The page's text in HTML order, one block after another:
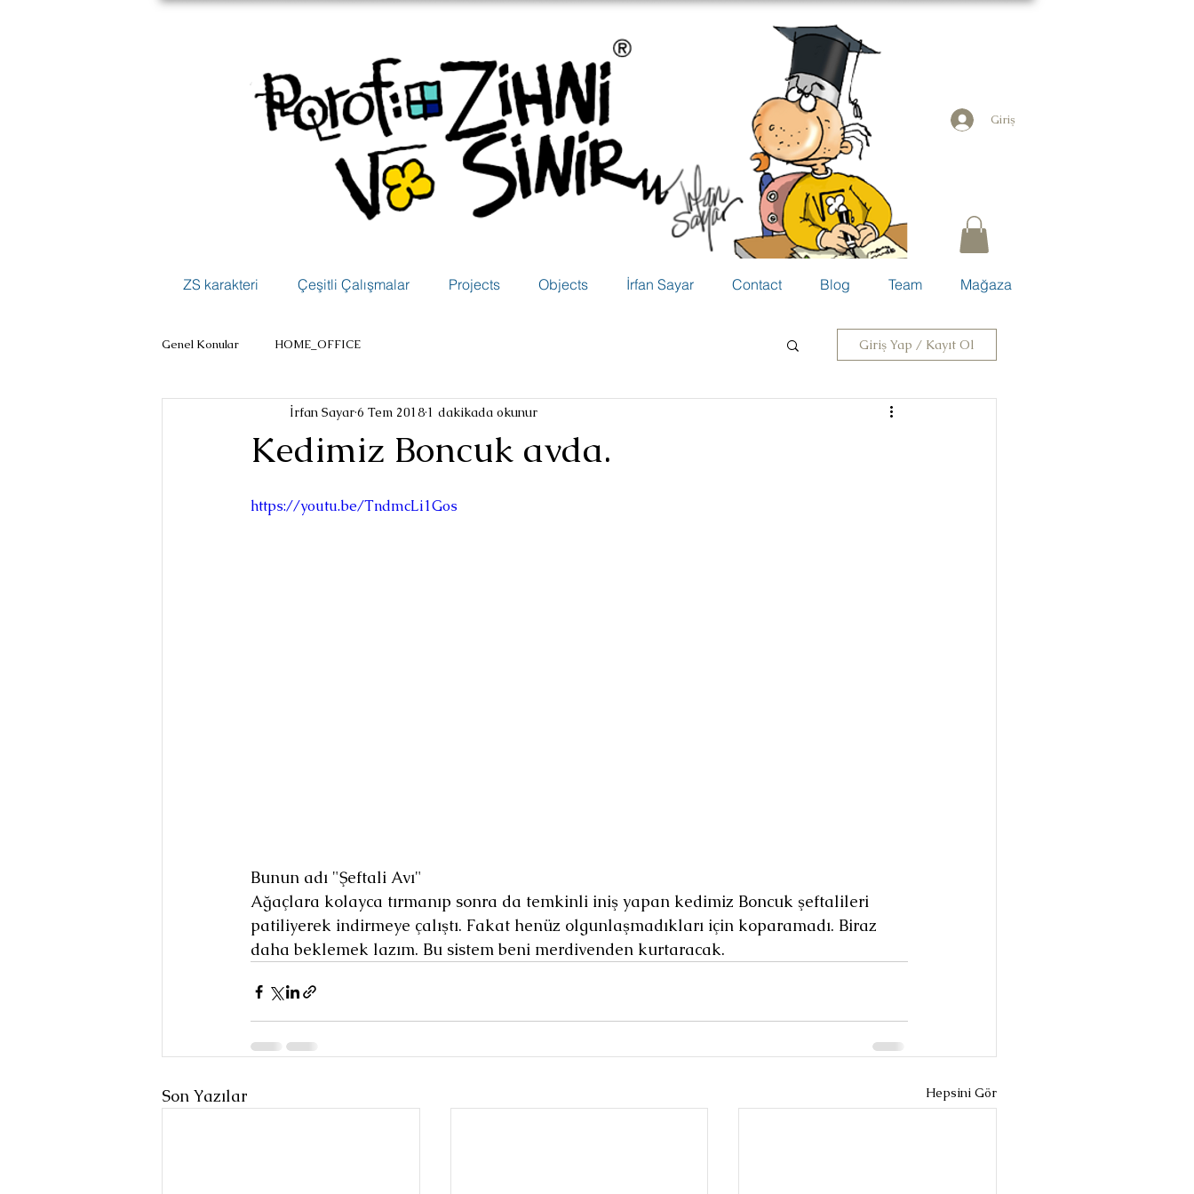
Giriş
Genel Konular HOME_OFFICE Giriş Yap / Kayıt Ol
Kedimiz Boncuk avda.
İrfan Sayar6 Tem 2018 1 dakikada okunur
https://youtu.be/TndmcLi1Gos
Bunun adı "Şeftali Avı"
Ağaçlara kolayca tırmanıp sonra da temkinli iniş yapan kedimiz Boncuk şeftalileri
patiliyerek indirmeye çalıştı. Fakat henüz olgunlaşmadıkları için koparamadı. Biraz
daha beklemek lazım. Bu sistem beni merdivenden kurtaracak.
Son Yazılar Hepsini Gör
ZS karakteri Çeşitli Çalışmalar Projects Objects İrfan Sayar Contact Blog Team Mağaza